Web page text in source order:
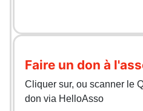
Faire un don à
Cliquer sur, ou scanner le
don via HelloAsso